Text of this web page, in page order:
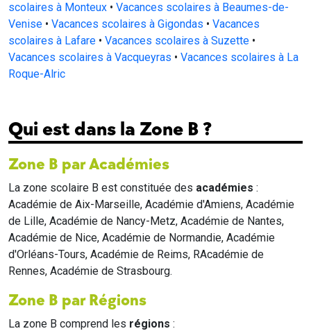
scolaires à Monteux • Vacances scolaires à Beaumes-de-
Venise • Vacances scolaires à Gigondas • Vacances
scolaires à Lafare • Vacances scolaires à Suzette •
Vacances scolaires à Vacqueyras • Vacances scolaires à La
Roque-Alric
Qui est dans la Zone B ?
Zone B par Académies
La zone scolaire B est constituée des académies :
Académie de Aix-Marseille, Académie d'Amiens, Académie
de Lille, Académie de Nancy-Metz, Académie de Nantes,
Académie de Nice, Académie de Normandie, Académie
d'Orléans-Tours, Académie de Reims, RAcadémie de
Rennes, Académie de Strasbourg.
Zone B par Régions
La zone B comprend les régions :